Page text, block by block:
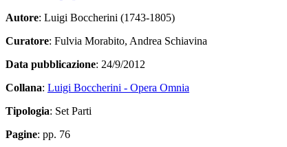
Autore: Luigi Boccherini (1743-1805)
Curatore: Fulvia Morabito, Andrea Schiavina
Data pubblicazione: 24/9/2012
Collana: Luigi Boccherini - Opera Omnia
Tipologia: Set Parti
Pagine: pp. 76